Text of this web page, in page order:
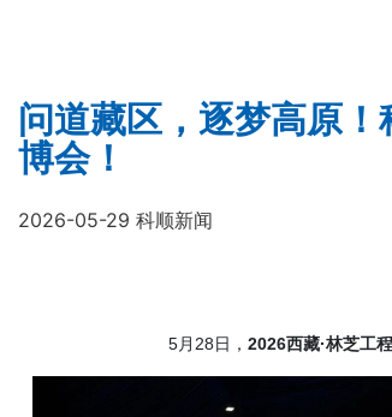
问道藏区，逐梦高原
博会！
2026-05-29 科顺新闻
5月28日， 2026西藏·林芝工